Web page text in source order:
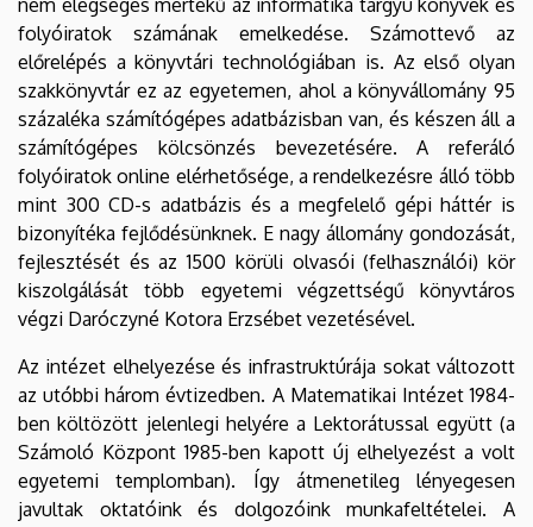
folyóiratok számának emelkedése. Számottevő az
előrelépés a könyvtári technológiában is. Az első olyan
szakkönyvtár ez az egyetemen, ahol a könyvállomány 95
százaléka számítógépes adatbázisban van, és készen áll a
számítógépes kölcsönzés bevezetésére. A referáló
folyóiratok online elérhetősége, a rendelkezésre álló több
mint 300 CD-s adatbázis és a megfelelő gépi háttér is
bizonyítéka fejlődésünknek. E nagy állomány gondozását,
fejlesztését és az 1500 körüli olvasói (felhasználói) kör
kiszolgálását több egyetemi végzettségű könyvtáros
végzi Daróczyné Kotora Erzsébet vezetésével.
Az intézet elhelyezése és infrastruktúrája sokat változott
az utóbbi három évtizedben. A Matematikai Intézet 1984-
ben költözött jelenlegi helyére a Lektorátussal együtt (a
Számoló Központ 1985-ben kapott új elhelyezést a volt
egyetemi templomban). Így átmenetileg lényegesen
javultak oktatóink és dolgozóink munkafeltételei. A